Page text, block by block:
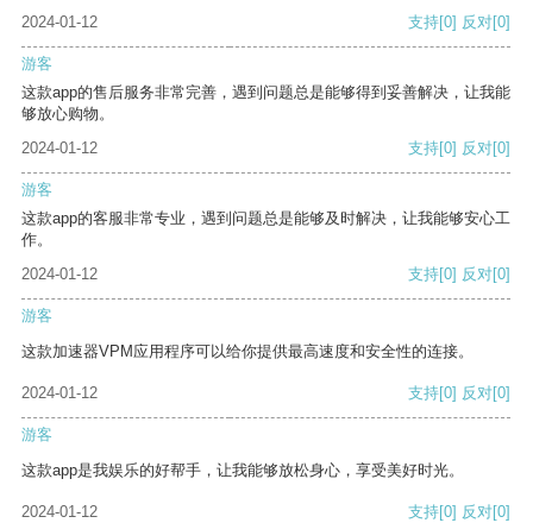
2024-01-12 支持[0] 反对[0]
游客
这款app的售后服务非常完善，遇到问题总是能够得到妥善解决，让我能
够放心购物。
2024-01-12
支持[0] 反对[0]
游客
这款app的客服非常专业，遇到问题总是能够及时解决，让我能够安心工
作。
2024-01-12
支持[0] 反对[0]
游客
这款加速器VPM应用程序可以给你提供最高速度和安全性的连接。
2024-01-12 支持[0] 反对[0]
游客
这款app是我娱乐的好帮手，让我能够放松身心，享受美好时光。
2024-01-12 支持[0] 反对[0]